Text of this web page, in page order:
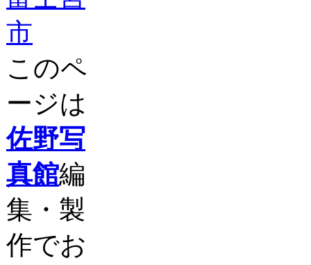
このペ
ージは
佐野写
真館編
集・製
作でお